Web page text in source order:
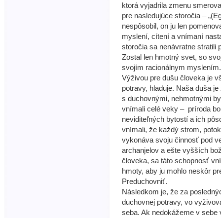
ktorá vyjadrila zmenu
pre nasledujúce storočia –
nespôsobil, on ju len
myslení, cítení a vnímaní
storočia sa nenávratne stratili
Zostal len hmotný svet, so
svojím racionálnym myslením.
Výživou pre dušu človeka je
potravy, hladuje. Naša duša
s duchovnými, nehmotnými
vnímali celé veky – príroda
neviditeľných bytostí a ich
vnímali, že každý strom,
vykonáva svoju činnosť pod
archanjelov a ešte vyšších
človeka, sa táto schopnosť
hmoty, aby ju mohlo neskôr
Preduchovniť.
Následkom je, že za
duchovnej potravy, vo
seba. Ak nedokážeme v